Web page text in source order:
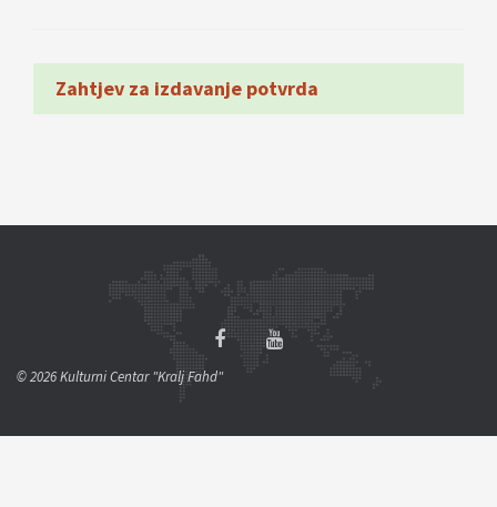
Zahtjev za izdavanje potvrda
© 2026 Kulturni Centar "Kralj Fahd"